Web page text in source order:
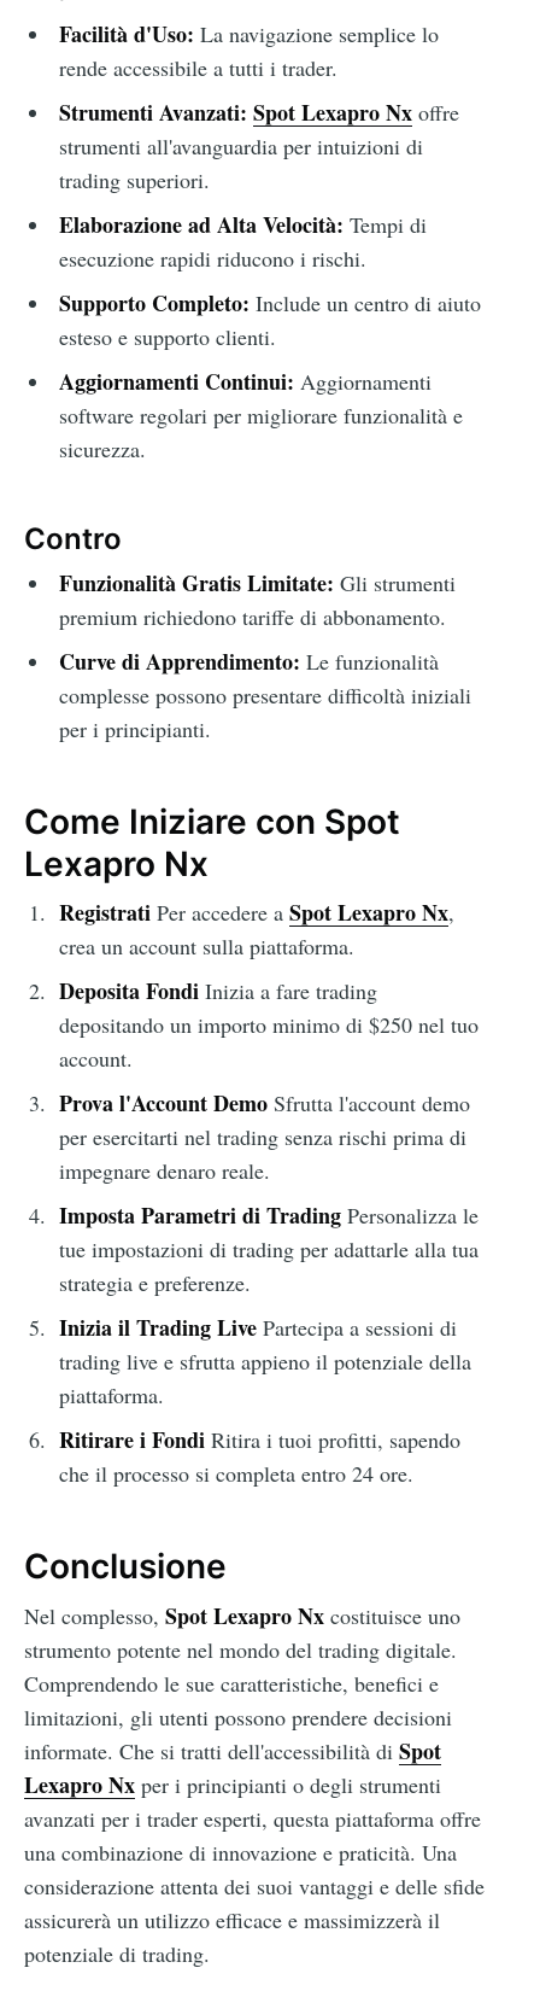
Facilità d'Uso: La navigazione semplice lo
rende accessibile a tutti i trader.
Strumenti Avanzati: Spot Lexapro Nxoffre
strumenti all'avanguardia per intuizioni di
trading superiori.
Elaborazione ad Alta Velocità: Tempi di
esecuzione rapidi riducono i rischi.
Supporto Completo: Include un centro di aiuto
esteso e supporto clienti.
Aggiornamenti Continui: Aggiornamenti
software regolari per migliorare funzionalità e
sicurezza.
Contro
Funzionalità Gratis Limitate: Gli strumenti
premium richiedono tariffe di abbonamento.
Curve di Apprendimento: Le funzionalità
complesse possono presentare difficoltà iniziali
per i principianti.
Come Iniziare con Spot
Lexapro Nx
RegistratiPer accedere a Spot Lexapro Nx,
crea un account sulla piattaforma.
Deposita FondiInizia a fare trading
depositando un importo minimo di $250 nel tuo
account.
Prova l'Account DemoSfrutta l'account demo
per esercitarti nel trading senza rischi prima di
impegnare denaro reale.
Imposta Parametri di TradingPersonalizza le
tue impostazioni di trading per adattarle alla tua
strategia e preferenze.
Inizia il Trading LivePartecipa a sessioni di
trading live e sfrutta appieno il potenziale della
piattaforma.
Ritirare i FondiRitira i tuoi profitti, sapendo
che il processo si completa entro 24 ore.
Conclusione
Nel complesso, Spot Lexapro Nx costituisce uno
strumento potente nel mondo del trading digitale.
Comprendendo le sue caratteristiche, benefici e
limitazioni, gli utenti possono prendere decisioni
informate. Che si tratti dell'accessibilità di Spot
Lexapro Nx per i principianti o degli strumenti
avanzati per i trader esperti, questa piattaforma offre
una combinazione di innovazione e praticità. Una
considerazione attenta dei suoi vantaggi e delle sfide
assicurerà un utilizzo efficace e massimizzerà il
potenziale di trading.